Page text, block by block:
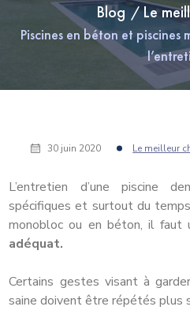
Blog Le
Piscines en béton et piscines
30 juin 2020 Le meilleur
L’entretien d’une piscine
spécifiques et surtout du temps.
monobloc ou en béton, il faut
adéquat.
Certains gestes visant à
saine doivent être répétés plus